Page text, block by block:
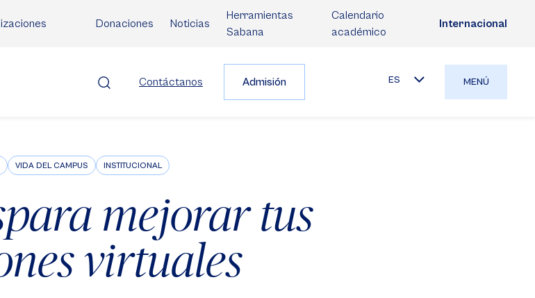
Donaciones Noticias
Herramientas
Sabana
Calendario
académico
Internacional
Contáctanos Admisión ES MENÚ
VIDA DEL CAMPUS INSTITUCIONAL
mejorar tus
virtuales